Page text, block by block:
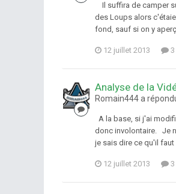
Il suffira de camper
des Loups alors
fond, sauf si on y
12 juillet 2013
Analyse de la
Romain444 a
A la base, si j'ai
donc involontaire. Je
je sais dire ce qu'il
12 juillet 2013